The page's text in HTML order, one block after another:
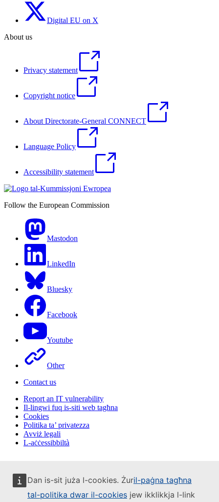
Dan is-sit juża l-cookies. Żuril-paġna tagħna
tal-politika dwar il-cookies jew ikklikkja l-link
Digital EU on X
About us
Privacy statement
Copyright notice
About Directorate-General CONNECT
Language Policy
Accessibility statement
Follow the European Commission
Mastodon
LinkedIn
Bluesky
Facebook
Youtube
Other
Contact us
Report an IT vulnerability
Il-lingwi fuq is-siti web tagħna
Cookies
Politika ta’ privatezza
Avviż legali
L-aċċessibbiltà